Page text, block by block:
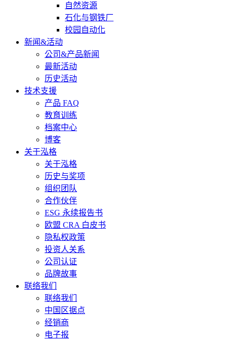
自然资源
石化与钢铁厂
校园自动化
新闻&活动
公司&产品新闻
最新活动
历史活动
技术支援
产品 FAQ
教育训练
档案中心
博客
关于泓格
关于泓格
历史与奖项
组织团队
合作伙伴
ESG 永续报告书
欧盟 CRA 白皮书
隐私权政策
投资人关系
公司认证
品牌故事
联络我们
联络我们
中国区据点
经销商
电子报